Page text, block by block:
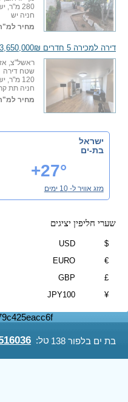
בת ים בלפור 138 טל:
280 מ"ר, יש מרפסת שמש 1
חניה יש
מחיר
דירה למכירה 5 חדרים 3,650,000₪
ראשל"צ, אזור נווה
שטח דירה
120 מ"ר, יש מרפסת שמש 1
חניה תת
מחיר
ישראל
בת-ים
+27°
מזג אוויר ל- 10 ימים
שערי חליפין יציגים
$
USD
€
EURO
£
GBP
¥
JPY100